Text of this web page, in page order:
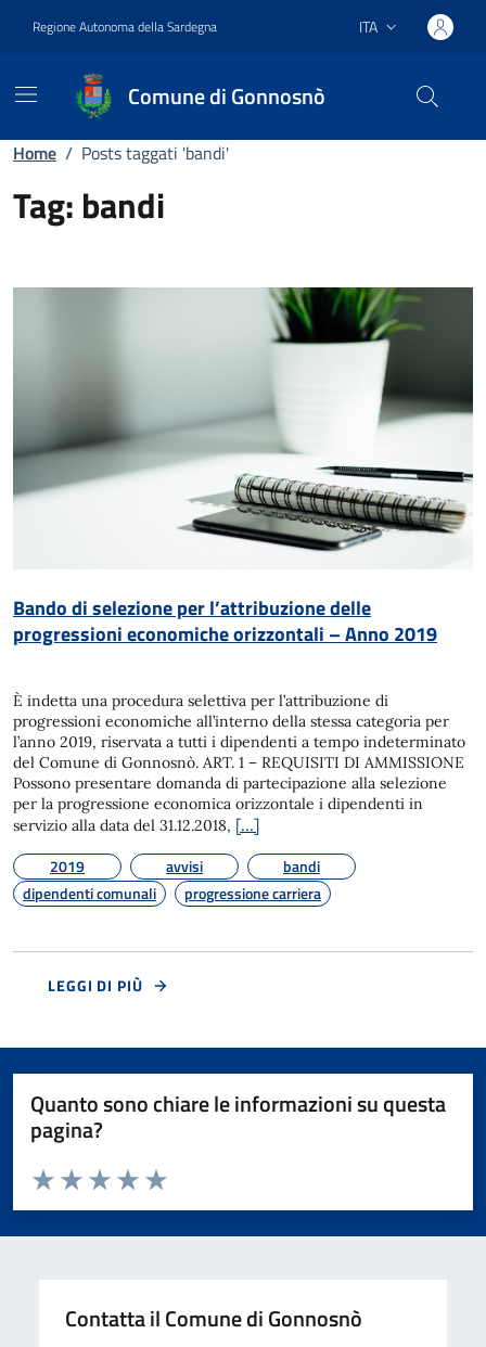
Regione Autonoma della Sardegna Lingua attiva:
ITA
Comune di Gonnosnò
Home / Posts taggati 'bandi'
Tag: bandi
Bando di selezione per l’attribuzione delle
progressioni economiche orizzontali – Anno 2019
È indetta una procedura selettiva per l’attribuzione di
progressioni economiche all’interno della stessa categoria per
l’anno 2019, riservata a tutti i dipendenti a tempo indeterminato
del Comune di Gonnosnò. ART. 1 – REQUISITI DI AMMISSIONE
Possono presentare domanda di partecipazione alla selezione
per la progressione economica orizzontale i dipendenti in
servizio alla data del 31.12.2018, […]
2019 avvisi
bandi
dipendenti comunali
progressione carriera
LEGGI DI PIÙ
Quanto sono chiare le informazioni su questa
pagina?
Valuta da 1 a 5 stelle la pagina
Valuta 5 stelle su 5
Valuta 4 stelle su 5
Valuta 3 stelle su 5
Valuta 2 stelle su 5
Valuta 1 stelle su 5
Contatta il Comune di Gonnosnò